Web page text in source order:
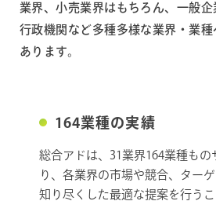
業界、小売業界はもちろん、一般企
行政機関など多種多様な業界・業
あります。
164業種の実績
総合アドは、31業界164業種もの
り、各業界の市場や競合、ター
知り尽くした最適な提案を行うこ